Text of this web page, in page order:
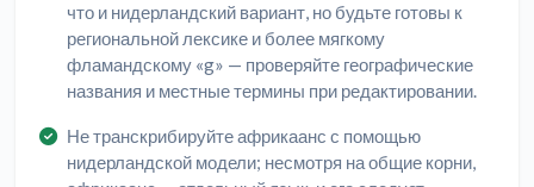
что и нидерландский вариант, но будьте готовы к
региональной лексике и более мягкому
фламандскому «g» — проверяйте географические
названия и местные термины при редактировании.
Не транскрибируйте африкаанс с помощью
нидерландской модели; несмотря на общие корни,